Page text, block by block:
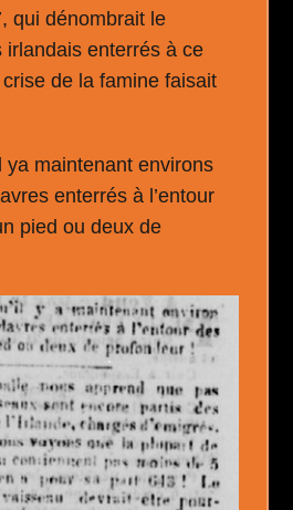
qui dénombrait le
irlandais enterrés à ce
de la famine faisait
ya maintenant environs
enterrés à l’entour
pied ou deux de